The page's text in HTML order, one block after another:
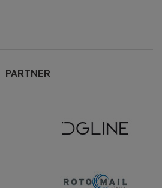
PARTNER